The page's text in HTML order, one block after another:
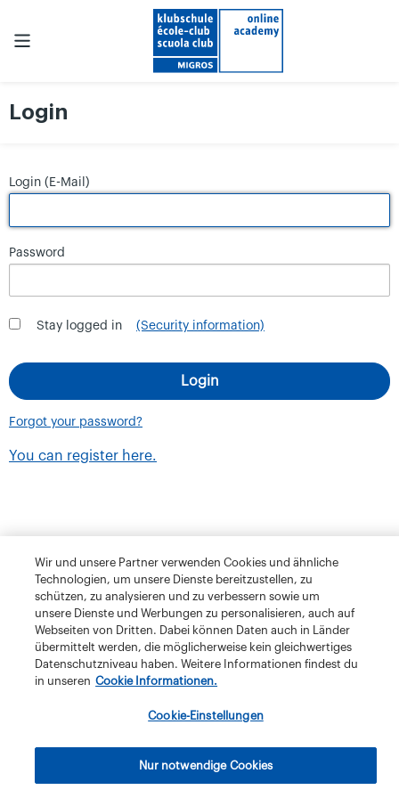
Login
Login (E-Mail)
Password
Stay logged in (Security information)
Forgot your password?
You can register here.
Privacy Policy
The Migros Group Legal Notice
Wir und unsere Partner verwenden Cookies und ähnliche
Technologien, um unsere Dienste bereitzustellen, zu
schützen, zu analysieren und zu verbessern sowie um
unsere Dienste und Werbungen zu personalisieren, auch auf
Webseiten von Dritten. Dabei können Daten auch in Länder
übermittelt werden, die möglicherweise kein gleichwertiges
Datenschutzniveau haben. Weitere Informationen findest du
in unseren Cookie Informationen.
Cookie-Einstellungen
Nur notwendige Cookies